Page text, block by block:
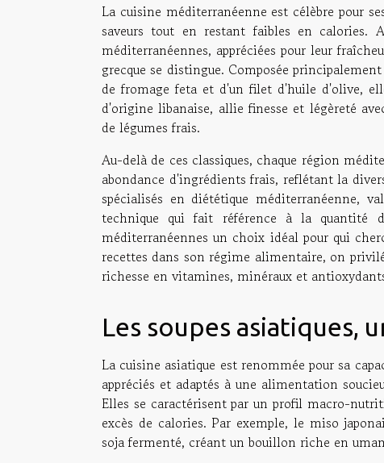
La cuisine méditerranéenne est célèbre pour
saveurs tout en restant faibles en
méditerranéennes, appréciées pour leur
grecque se distingue. Composée
de fromage feta et d'un filet d'huile d'olive,
d'origine libanaise, allie finesse et légèreté
de légumes frais.
Au-delà de ces classiques, chaque région
abondance d'ingrédients frais, reflétant la
spécialisés en diététique méditerranéenne,
technique qui fait référence à la quantité
méditerranéennes un choix idéal pour qui
recettes dans son régime alimentaire, on
richesse en vitamines, minéraux et
Les soupes asiatiques,
La cuisine asiatique est renommée pour sa
appréciés et adaptés à une alimentation
Elles se caractérisent par un profil macro-
excès de calories. Par exemple, le miso
soja fermenté, créant un bouillon riche en